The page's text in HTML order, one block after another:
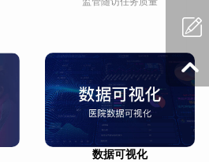
数据可视化